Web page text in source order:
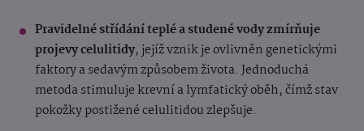
Pravidelné střídání teplé a studené vody zmírňuje
projevy celulitidy, jejíž vznik je ovlivněn genetickými
faktory a sedavým způsobem života. Jednoduchá
metoda stimuluje krevní a lymfatický oběh, čímž stav
pokožky postižené celulitidou zlepšuje.